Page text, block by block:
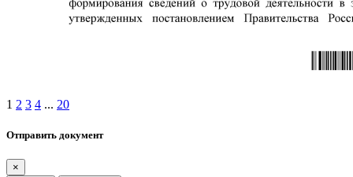
1 2 3 4 ... 20
Отправить документ
×